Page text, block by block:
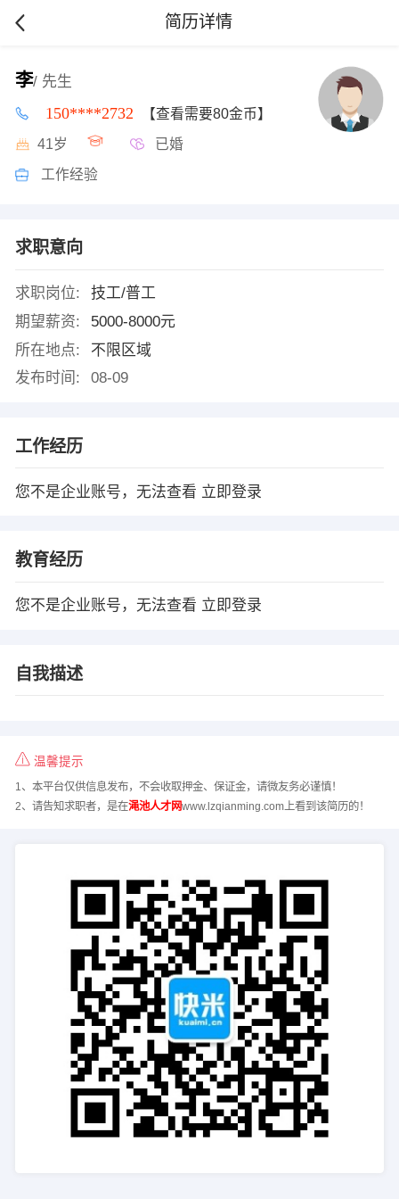
简历详情
李/ 先生
150****2732 【查看需要80金币】
41岁 已婚
工作经验
求职意向
求职岗位:
技工/普工
期望薪资:
5000-8000元
所在地点:
不限区域
发布时间:
08-09
工作经历
您不是企业账号，无法查看 立即登录
教育经历
您不是企业账号，无法查看 立即登录
自我描述
温馨提示
1、本平台仅供信息发布，不会收取押金、保证金，请微友务必谨慎！
2、请告知求职者，是在渑池人才网www.lzqianming.com上看到该简历的！